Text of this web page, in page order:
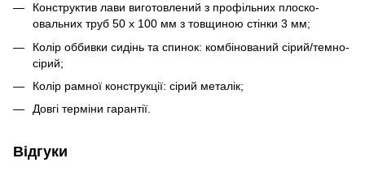
Конструктив лави виготовлений з профільних плоско-
овальних труб 50 х 100 мм з товщиною стінки 3 мм;
Колір оббивки сидінь та спинок: комбінований сірий/темно-
сірий;
Колір рамної конструкції: сірий металік;
Довгі терміни гарантії.
Відгуки